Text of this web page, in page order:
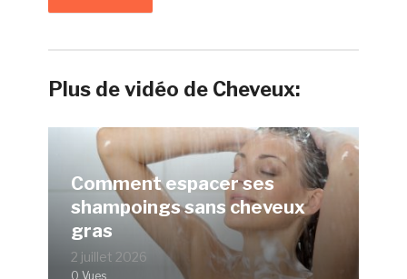
Plus de vidéo de Cheveux:
Comment espacer ses
shampoings sans cheveux
gras
2 juillet 2026
0 Vues